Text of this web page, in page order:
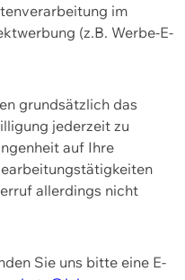
im
(z.B. Werbe-E-
grundsätzlich das
jederzeit zu
auf Ihre
allerdings nicht
Sie uns bitte eine E-